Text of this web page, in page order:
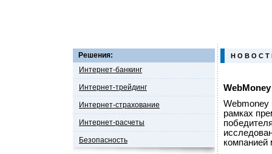
Решения:
Интернет-банкинг
Интернет-трейдинг
Интернет-страхование
Интернет-расчеты
Безопасность
Н О В О С Т
Webmoney
рамках
компанией